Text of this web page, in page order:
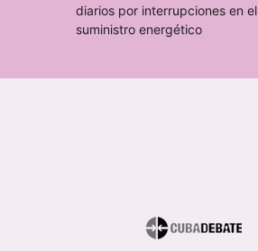
diarios por interrupciones en el
suministro energético